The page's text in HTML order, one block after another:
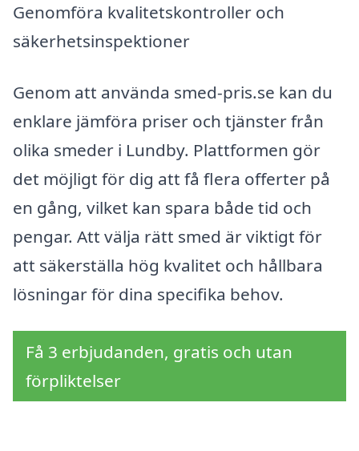
Genomföra kvalitetskontroller och
säkerhetsinspektioner
Genom att använda smed-pris.se kan du
enklare jämföra priser och tjänster från
olika smeder i Lundby. Plattformen gör
det möjligt för dig att få flera offerter på
en gång, vilket kan spara både tid och
pengar. Att välja rätt smed är viktigt för
att säkerställa hög kvalitet och hållbara
lösningar för dina specifika behov.
Få 3 erbjudanden, gratis och utan
förpliktelser